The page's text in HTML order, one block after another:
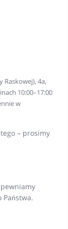
Raskowej), 4a,
10:00–17:00
w
– prosimy